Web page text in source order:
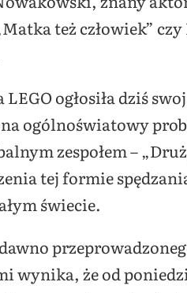
też człowiek”
LEGO ogłosiła dziś
ogólnoświatowy
zespołem –
tej formie
świecie.
wynika, że od